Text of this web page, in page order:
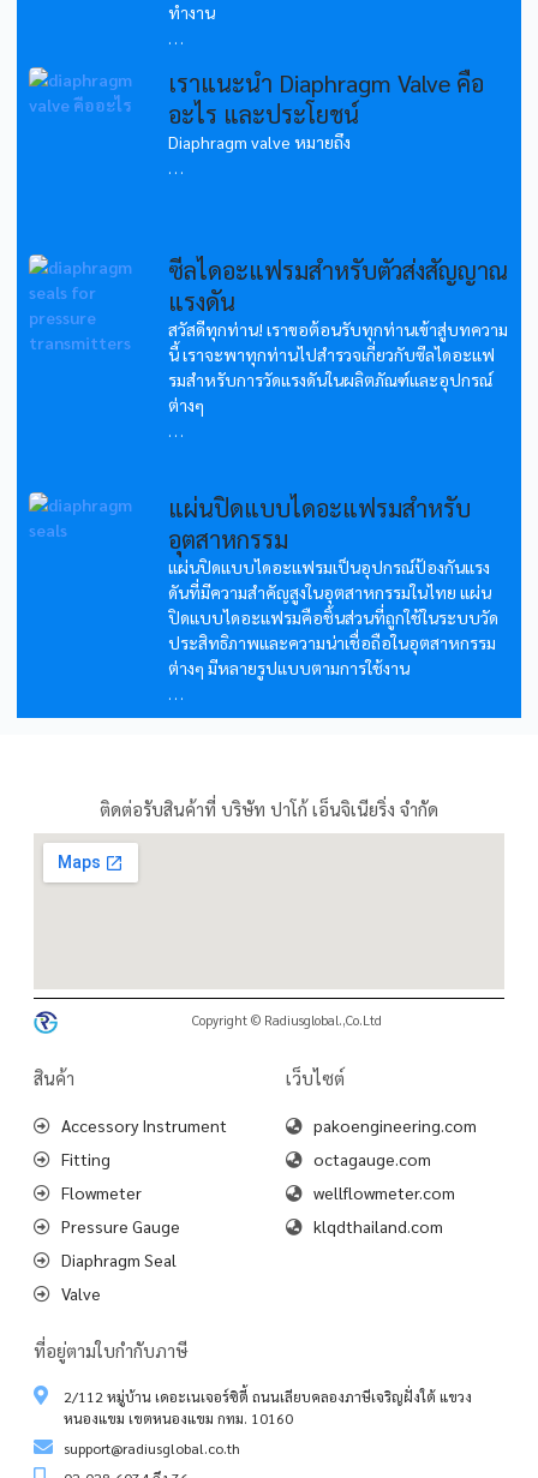
ทำงาน
...
เราแนะนำ Diaphragm Valve คือ
อะไร และประโยชน์
Diaphragm valve หมายถึง
...
ซีลไดอะแฟรมสำหรับตัวส่งสัญญาณ
แรงดัน
สวัสดีทุกท่าน! เราขอต้อนรับทุกท่านเข้าสู่บทความ
นี้ เราจะพาทุกท่านไปสำรวจเกี่ยวกับซีลไดอะแฟ
รมสำหรับการวัดแรงดันในผลิตภัณฑ์และอุปกรณ์
ต่างๆ
...
แผ่นปิดแบบไดอะแฟรมสำหรับ
อุตสาหกรรม
แผ่นปิดแบบไดอะแฟรมเป็นอุปกรณ์ป้องกันแรง
ดันที่มีความสำคัญสูงในอุตสาหกรรมในไทย แผ่น
ปิดแบบไดอะแฟรมคือชิ้นส่วนที่ถูกใช้ในระบบวัด
ประสิทธิภาพและความน่าเชื่อถือในอุตสาหกรรม
ต่างๆ มีหลายรูปแบบตามการใช้งาน
...
ติดต่อรับสินค้าที่ บริษัท ปาโก้ เอ็นจิเนียริ่ง จำกัด
Copyright © Radiusglobal.,Co.Ltd
สินค้า
Accessory Instrument
Fitting
Flowmeter
Pressure Gauge
Diaphragm Seal
Valve
เว็บไซต์
pakoengineering.com
octagauge.com
wellflowmeter.com
klqdthailand.com
ที่อยู่ตามใบกำกับภาษี
2/112 หมู่บ้าน เดอะเนเจอร์ซิตี้ ถนนเลียบคลองภาษีเจริญฝั่งใต้ แขวง
หนองแขม เขตหนองแขม กทม. 10160
support@radiusglobal.co.th